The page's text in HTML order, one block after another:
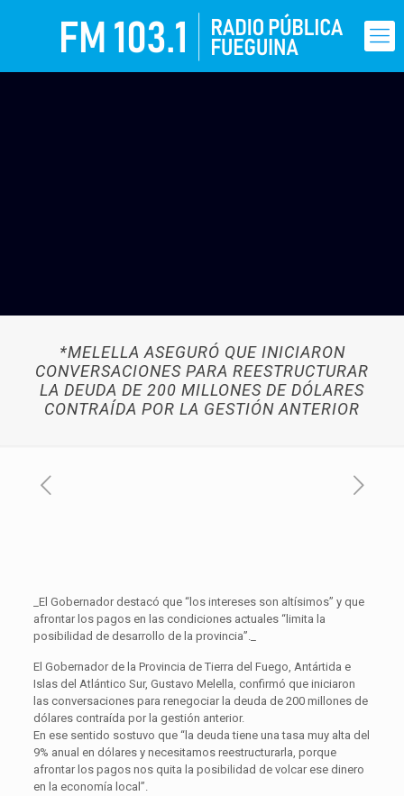
*MELELLA ASEGURÓ QUE INICIARON
CONVERSACIONES PARA REESTRUCTURAR
LA DEUDA DE 200 MILLONES DE DÓLARES
CONTRAÍDA POR LA GESTIÓN ANTERIOR
_El Gobernador destacó que “los intereses son altísimos” y que
afrontar los pagos en las condiciones actuales “limita la
posibilidad de desarrollo de la provincia”._
El Gobernador de la Provincia de Tierra del Fuego, Antártida e
Islas del Atlántico Sur, Gustavo Melella, confirmó que iniciaron
las conversaciones para renegociar la deuda de 200 millones de
dólares contraída por la gestión anterior.
En ese sentido sostuvo que “la deuda tiene una tasa muy alta del
9% anual en dólares y necesitamos reestructurarla, porque
afrontar los pagos nos quita la posibilidad de volcar ese dinero
en la economía local”.